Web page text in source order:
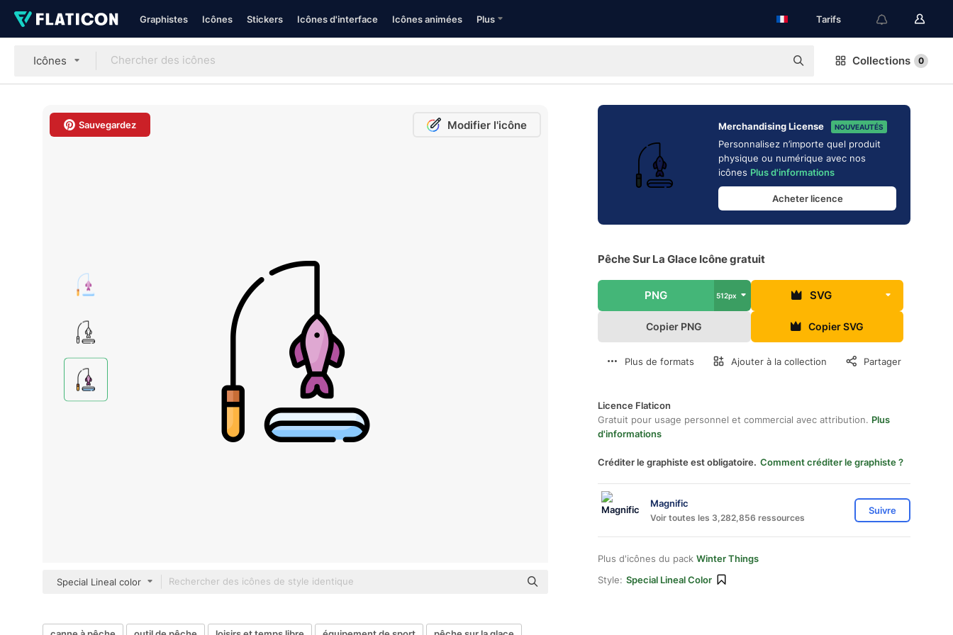
Graphistes Icônes Stickers Icônes d'interface Icônes animées Plus Tarifs
Icônes Collections 0
Sauvegardez Modifier l'icône
Special Lineal color
Merchandising License NOUVEAUTÉS
Personnalisez n’importe quel produit
physique ou numérique avec nos
icônes Plus d'informations
Acheter licence
Pêche Sur La Glace Icône gratuit
PNG 512px SVG
Copier PNG Copier SVG
Plus de formats Ajouter à la collection Partager
Licence Flaticon
Gratuit pour usage personnel et commercial avec attribution. Plus
d'informations
Créditer le graphiste est obligatoire. Comment créditer le graphiste ?
Magnific
Voir toutes les 3,282,856 ressources
Suivre
Plus d'icônes du pack Winter Things
Style: Special Lineal Color